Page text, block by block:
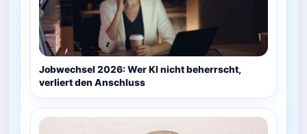
Jobwechsel 2026: Wer KI nicht beherrscht,
verliert den Anschluss